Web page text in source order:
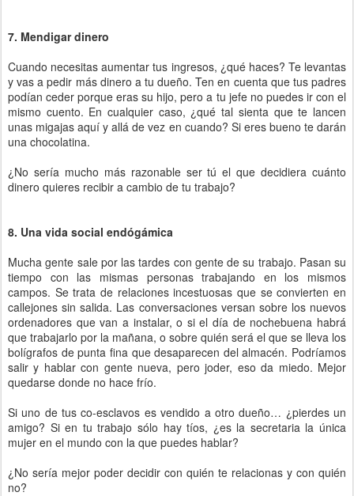
7. Mendigar dinero
Cuando necesitas aumentar tus ingresos, ¿qué haces? Te levantas
y vas a pedir más dinero a tu dueño. Ten en cuenta que tus padres
podían ceder porque eras su hijo, pero a tu jefe no puedes ir con el
mismo cuento. En cualquier caso, ¿qué tal sienta que te lancen
unas migajas aquí y allá de vez en cuando? Si eres bueno te darán
una chocolatina.
¿No sería mucho más razonable ser tú el que decidiera cuánto
dinero quieres recibir a cambio de tu trabajo?
8. Una vida social endógámica
Mucha gente sale por las tardes con gente de su trabajo. Pasan su
tiempo con las mismas personas trabajando en los mismos
campos. Se trata de relaciones incestuosas que se convierten en
callejones sin salida. Las conversaciones versan sobre los nuevos
ordenadores que van a instalar, o si el día de nochebuena habrá
que trabajarlo por la mañana, o sobre quién será el que se lleva los
bolígrafos de punta fina que desaparecen del almacén. Podríamos
salir y hablar con gente nueva, pero joder, eso da miedo. Mejor
quedarse donde no hace frío.
Si uno de tus co-esclavos es vendido a otro dueño… ¿pierdes un
amigo? Si en tu trabajo sólo hay tíos, ¿es la secretaria la única
mujer en el mundo con la que puedes hablar?
¿No sería mejor poder decidir con quién te relacionas y con quién
no?